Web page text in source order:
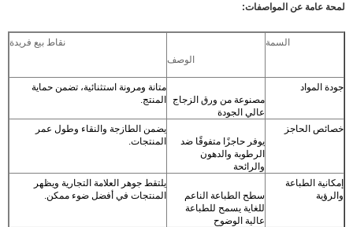
لمحة عامة عن المواصفات:
السمة
الوصف
نقاط بيع فريدة
جودة المواد
مصنوعة من ورق الزجاج
عالي الجودة
متانة ومرونة استثنائية، تضمن حماية
المنتج.
خصائص الحاجز
يوفر حاجزًا متفوقًا ضد
الرطوبة والدهون
والرائحة
يضمن الطازجة والنقاء وطول عمر
المنتجات.
إمكانية الطباعة
والرؤية
سطح الطباعة الناعم
للغاية يسمح للطباعة
عالية الوضوح
يلتقط جوهر العلامة التجارية ويظهر
المنتجات في أفضل ضوء ممكن.